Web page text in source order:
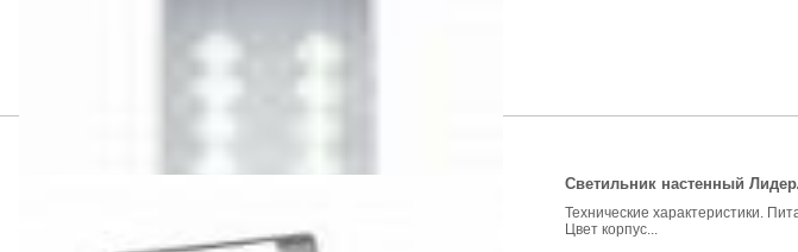
Светильник настенный
Технические характеристики.
Цвет корпус...